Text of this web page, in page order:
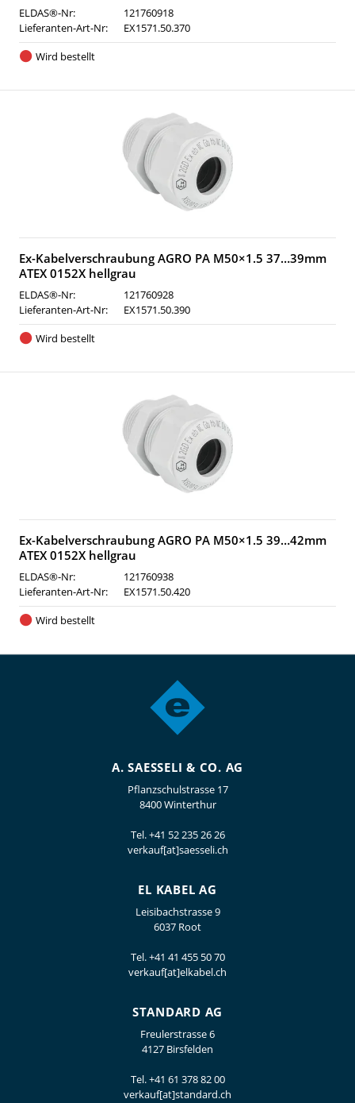
ELDAS®-Nr:
121760918
Lieferanten-Art-Nr:
EX1571.50.370
Wird bestellt
Ex-Kabelverschraubung AGRO PA M50×1.5 37…39mm
ATEX 0152X hellgrau
ELDAS®-Nr:
121760928
Lieferanten-Art-Nr:
EX1571.50.390
Wird bestellt
Ex-Kabelverschraubung AGRO PA M50×1.5 39…42mm
ATEX 0152X hellgrau
ELDAS®-Nr:
121760938
Lieferanten-Art-Nr:
EX1571.50.420
Wird bestellt
A. SAESSELI & CO. AG
Pflanzschulstrasse 17
8400 Winterthur
Tel.+41 52 235 26 26
verkauf[at]saesseli.ch
EL KABEL AG
Leisibachstrasse 9
6037 Root
Tel.+41 41 455 50 70
verkauf[at]elkabel.ch
STANDARD AG
Freulerstrasse 6
4127 Birsfelden
Tel.+41 61 378 82 00
verkauf[at]standard.ch